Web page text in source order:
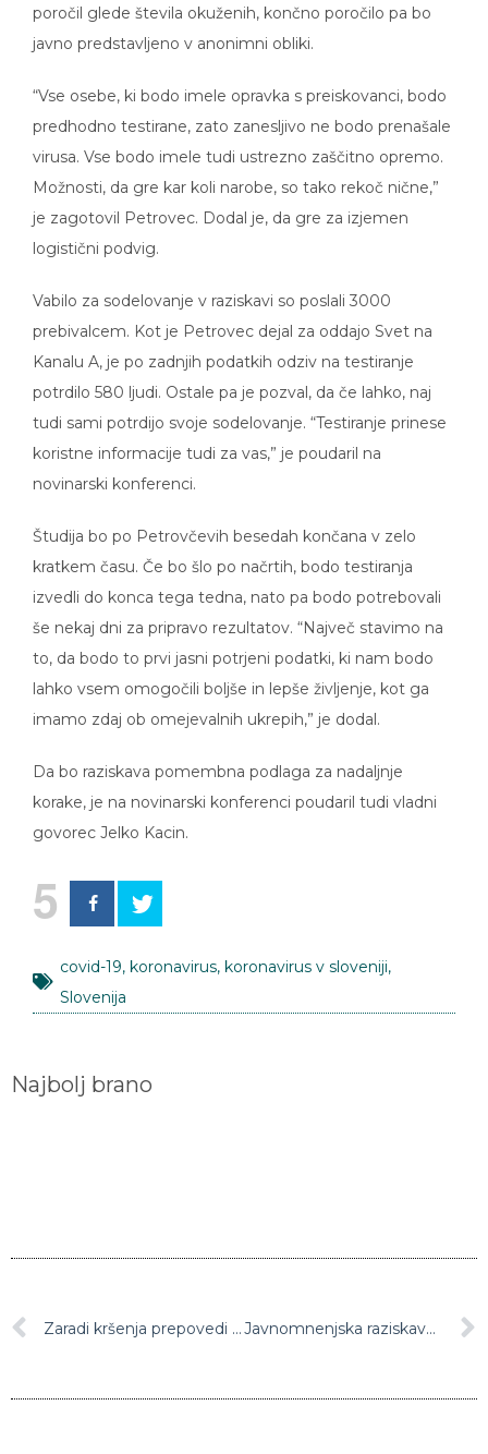
poročil glede števila okuženih, končno poročilo pa bo
javno predstavljeno v anonimni obliki.
“Vse osebe, ki bodo imele opravka s preiskovanci, bodo
predhodno testirane, zato zanesljivo ne bodo prenašale
virusa. Vse bodo imele tudi ustrezno zaščitno opremo.
Možnosti, da gre kar koli narobe, so tako rekoč nične,”
je zagotovil Petrovec. Dodal je, da gre za izjemen
logistični podvig.
Vabilo za sodelovanje v raziskavi so poslali 3000
prebivalcem. Kot je Petrovec dejal za oddajo Svet na
Kanalu A, je po zadnjih podatkih odziv na testiranje
potrdilo 580 ljudi. Ostale pa je pozval, da če lahko, naj
tudi sami potrdijo svoje sodelovanje. “Testiranje prinese
koristne informacije tudi za vas,” je poudaril na
novinarski konferenci.
Študija bo po Petrovčevih besedah končana v zelo
kratkem času. Če bo šlo po načrtih, bodo testiranja
izvedli do konca tega tedna, nato pa bodo potrebovali
še nekaj dni za pripravo rezultatov. “Največ stavimo na
to, da bodo to prvi jasni potrjeni podatki, ki nam bodo
lahko vsem omogočili boljše in lepše življenje, kot ga
imamo zdaj ob omejevalnih ukrepih,” je dodal.
Da bo raziskava pomembna podlaga za nadaljnje
korake, je na novinarski konferenci poudaril tudi vladni
govorec Jelko Kacin.
5
covid-19, koronavirus, koronavirus v sloveniji,
Slovenija
Najbolj brano
Zaradi kršenja prepovedi gibanja do zdaj za več kot 32.000 evrov glob Javnomnenjska raziskava Vox populi kaže precejšnje kopnenje podpore LMŠ, delo vlade Janeza Janše kot uspešno ocenjuje 65 odstotkov vprašanih.